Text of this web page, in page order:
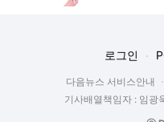
로그인
다음뉴스 서비스안내
기사배열책임자 : 임광